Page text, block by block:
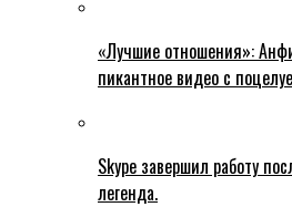
«Лучшие отношения»:
пикантное видео с
Skype завершил работу
легенда.